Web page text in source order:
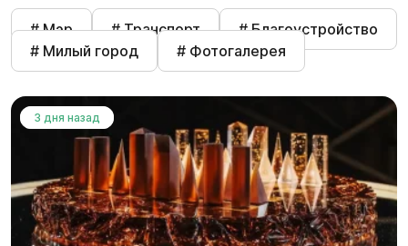
# Мэр # Транспорт
# Благоустройство
# Милый город
# Фотогалерея
3 дня назад